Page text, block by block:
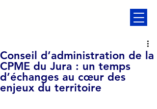
Conseil d’administration de la
CPME du Jura : un temps
d’échanges au cœur des
enjeux du territoire